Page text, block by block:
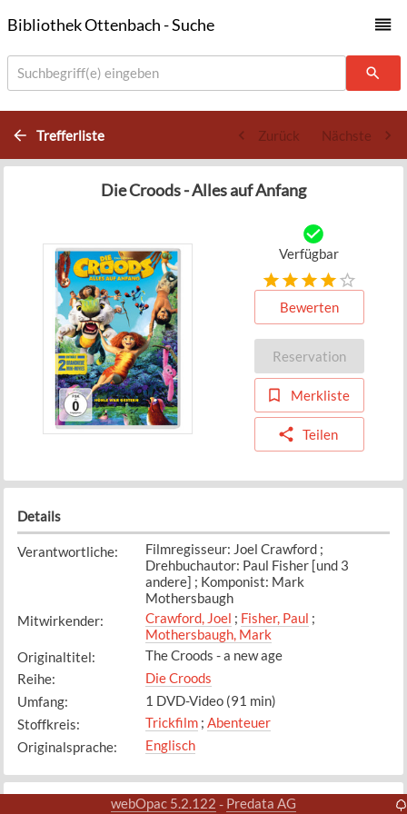
Bibliothek Ottenbach - Suche
Suchbegriff(e) eingeben
Trefferliste Zurück Nächste
Die Croods - Alles auf Anfang
Verfügbar
Bewerten
Reservation
Merkliste
Teilen
Details
Verantwortliche:
Filmregisseur: Joel Crawford ;
Drehbuchautor: Paul Fisher [und 3
andere] ; Komponist: Mark
Mothersbaugh
Mitwirkender: Crawford, Joel ; Fisher, Paul ;
Mothersbaugh, Mark
Originaltitel:
The Croods - a new age
Reihe:
Die Croods
Umfang:
1 DVD-Video (91 min)
Stoffkreis: Trickfilm; Abenteuer
Originalsprache: Englisch
webOpac 5.2.122 - Predata AG